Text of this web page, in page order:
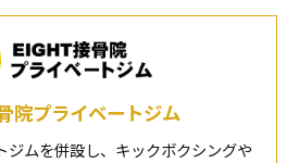
院プライベートジム
ジムを併設し、キックボクシングや